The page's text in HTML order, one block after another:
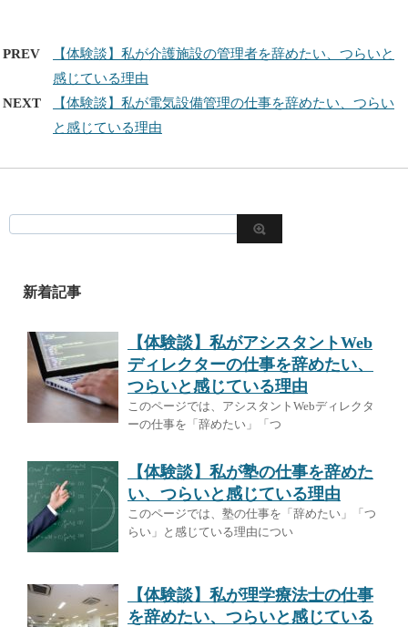
PREV
【体験談】私が介護施設の管理者を辞めたい、つらいと
感じている理由
NEXT
【体験談】私が電気設備管理の仕事を辞めたい、つらい
と感じている理由
新着記事
【体験談】私がアシスタントWeb
ディレクターの仕事を辞めたい、
つらいと感じている理由
このページでは、アシスタントWebディレクタ
ーの仕事を「辞めたい」「つ
【体験談】私が塾の仕事を辞めた
い、つらいと感じている理由
このページでは、塾の仕事を「辞めたい」「つ
らい」と感じている理由につい
【体験談】私が理学療法士の仕事
を辞めたい、つらいと感じている